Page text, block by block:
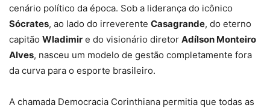
cenário político da época. Sob a liderança do icônico
Sócrates, ao lado do irreverente Casagrande, do eterno
capitão Wladimir e do visionário diretor Adílson Monteiro
Alves, nasceu um modelo de gestão completamente fora
da curva para o esporte brasileiro.
A chamada Democracia Corinthiana permitia que todas as